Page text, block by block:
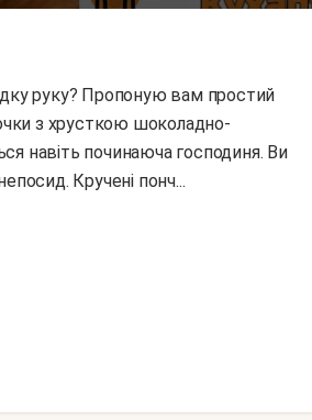
з хрусткою шоколадно-
навіть починаюча господиня. Ви
Кручені понч...